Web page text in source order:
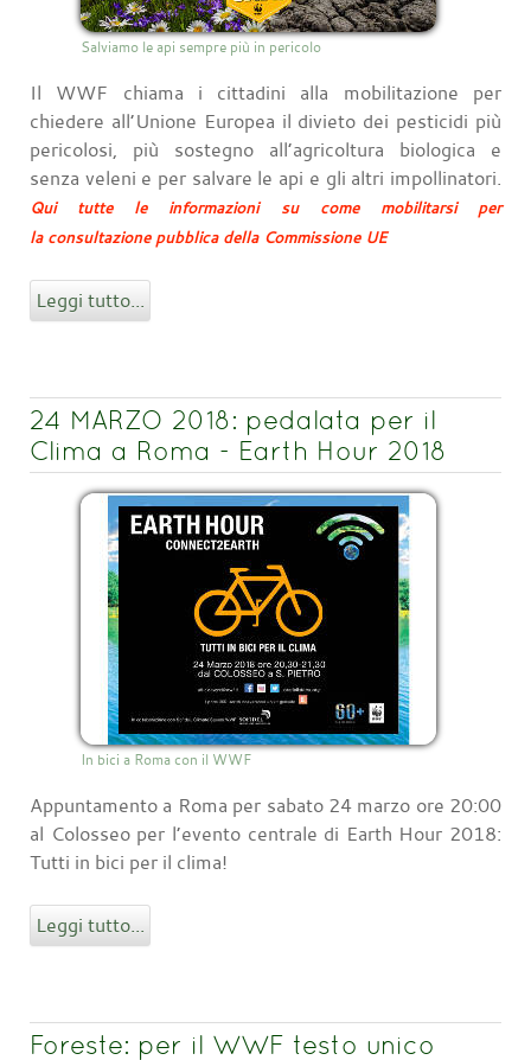
Salviamo le api sempre più in pericolo
Il WWF chiama i cittadini alla mobilitazione per
chiedere all’Unione Europea il divieto dei pesticidi più
pericolosi, più sostegno all’agricoltura biologica e
senza veleni e per salvare le api e gli altri impollinatori.
Qui tutte le informazioni su come mobilitarsi per
la consultazione pubblica della Commissione UE
Leggi tutto...
24 MARZO 2018: pedalata per il
Clima a Roma - Earth Hour 2018
In bici a Roma con il WWF
Appuntamento a Roma per sabato 24 marzo ore 20:00
al Colosseo per l’evento centrale di Earth Hour 2018:
Tutti in bici per il clima!
Leggi tutto...
Foreste: per il WWF testo unico